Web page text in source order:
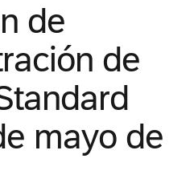
de
de
mayo de